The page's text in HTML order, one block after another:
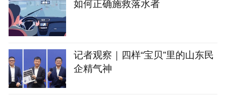
如何正确施救落水者
记者观察｜四样“宝贝”里的山东民
企精气神